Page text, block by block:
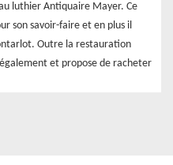
luthier Antiquaire Mayer. Ce
son savoir-faire et en plus il
Outre la restauration
et propose de racheter